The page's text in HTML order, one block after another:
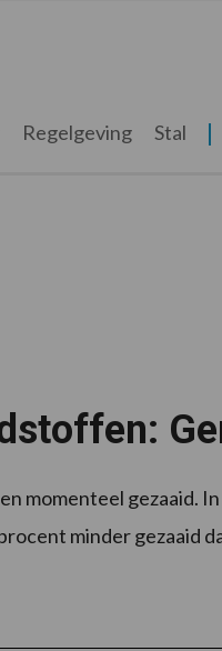
Regelgeving Stal
momenteel gezaaid.
minder gezaaid